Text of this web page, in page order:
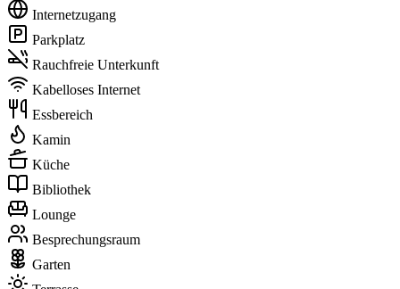
Internetzugang
Parkplatz
Rauchfreie Unterkunft
Kabelloses Internet
Essbereich
Kamin
Küche
Bibliothek
Lounge
Besprechungsraum
Garten